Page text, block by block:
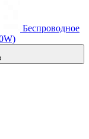
Беспроводное